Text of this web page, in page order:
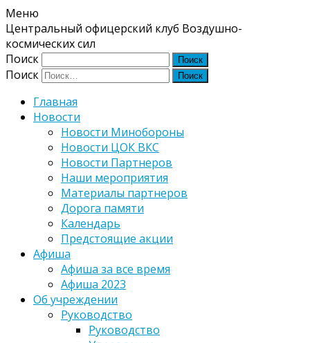
Меню
Центральный офицерский клуб Воздушно-
космических сил
Поиск
Поиск
Главная
Новости
Новости Минобороны
Новости ЦОК ВКС
Новости Партнеров
Наши мероприятия
Материалы партнеров
Дорога памяти
Календарь
Предстоящие акции
Афиша
Афиша за все время
Афиша 2023
Об учреждении
Руководство
Руководство